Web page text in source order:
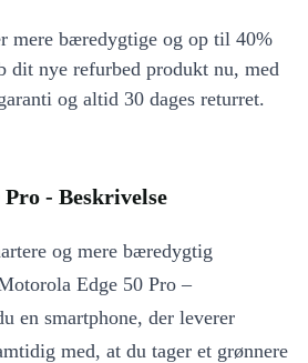
mere bæredygtige og op til 40%
dit nye refurbed produkt nu, med
og altid 30 dages returret.
- Beskrivelse
og mere bæredygtig
Edge 50 Pro –
en smartphone, der leverer
med, at du tager et grønnere